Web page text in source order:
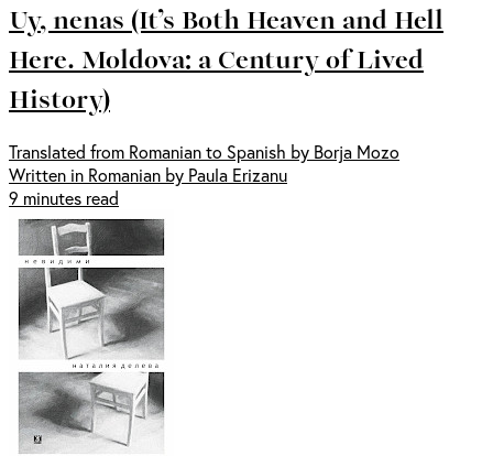
Uy, nenas (It’s Both Heaven and Hell
Here. Moldova: a Century of Lived
History)
Translated from Romanian to Spanish by Borja Mozo
Written in Romanian by Paula Erizanu
9 minutes read